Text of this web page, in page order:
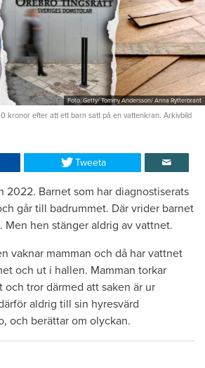
Foto: Getty/ Tommy Andersson/ Anna Rytterbrant
kronor efter att ett barn satt på en vattenkran. Arkivbild
Tweeta
2022. Barnet som har diagnostiserats
går till badrummet. Där vrider barnet
Men hen stänger aldrig av vattnet.
vaknar mamman och då har vattnet
och ut i hallen. Mamman torkar
tror därmed att saken är ur
aldrig till sin hyresvärd
och berättar om olyckan.